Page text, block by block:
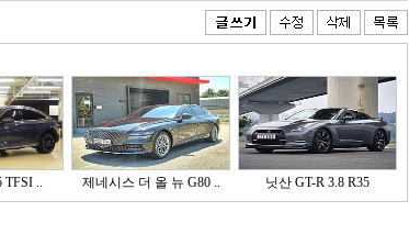
TFSI .. 제네시스 더 올 뉴 G80 .. 닛산 GT-R 3.8 R35